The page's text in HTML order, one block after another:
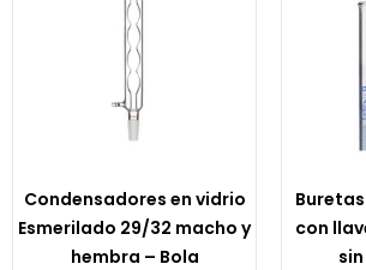
Condensadores en vidrio
Esmerilado 29/32 macho y
hembra – Bola
con